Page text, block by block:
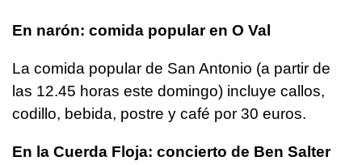
En narón: comida popular en O Val
La comida popular de San Antonio (a partir de
las 12.45 horas este domingo) incluye callos,
codillo, bebida, postre y café por 30 euros.
En la Cuerda Floja: concierto de Ben Salter